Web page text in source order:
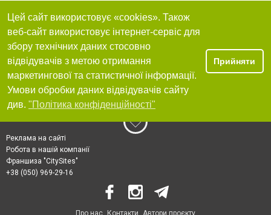
Цей сайт використовує «cookies». Також
веб-сайт використовує інтернет-сервіс для
збору технічних даних стосовно
відвідувачів з метою отримання
маркетингової та статистичної інформації.
Умови обробки даних відвідувачів сайту
див. "Політика конфіденційності"
Прийняти
Реклама на сайті
Робота в нашій компанії
Франшиза "CitySites"
+38 (050) 969-29-16
Про нас Контакти Автори проєкту